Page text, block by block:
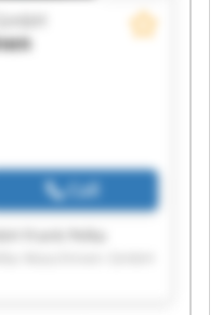
Call
Frank Pelka